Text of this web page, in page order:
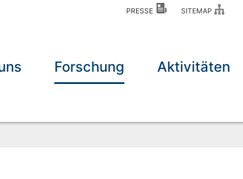
PRESSE SITEMAP
Forschung Aktivitäten